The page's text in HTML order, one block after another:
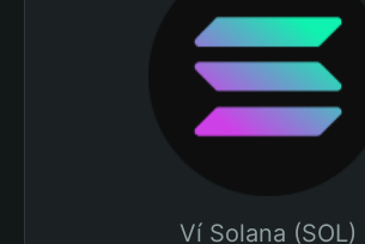
Ví Solana (SOL)